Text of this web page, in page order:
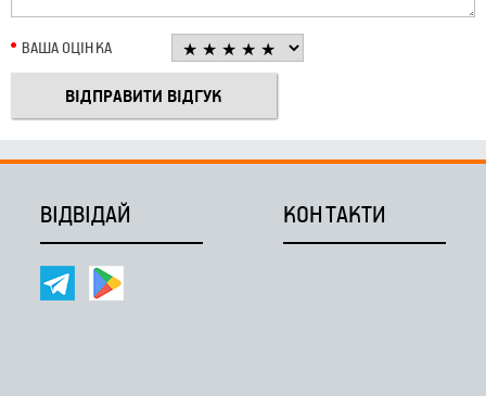
ВАША ОЦІНКА
ВІДВІДАЙ КОНТАКТИ